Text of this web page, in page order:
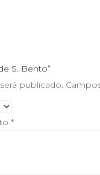
S. Bento”
publicado.
*